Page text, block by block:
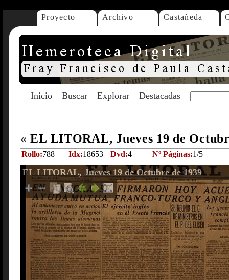
Proyecto Archivo Castañeda
Inicio Buscar Explorar Destacadas
« EL LITORAL, Jueves 19 de
Rollo:788 Idx:18653 Dvd:4 Nº Páginas:1/5
EL LITORAL, Jueves 19 de Octubre de 1939